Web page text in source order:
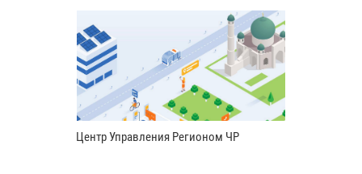
Центр Управления Регионом ЧР